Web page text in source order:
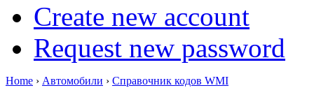
Create new account
Request new password
Home › Автомобили › Справочник кодов WMI